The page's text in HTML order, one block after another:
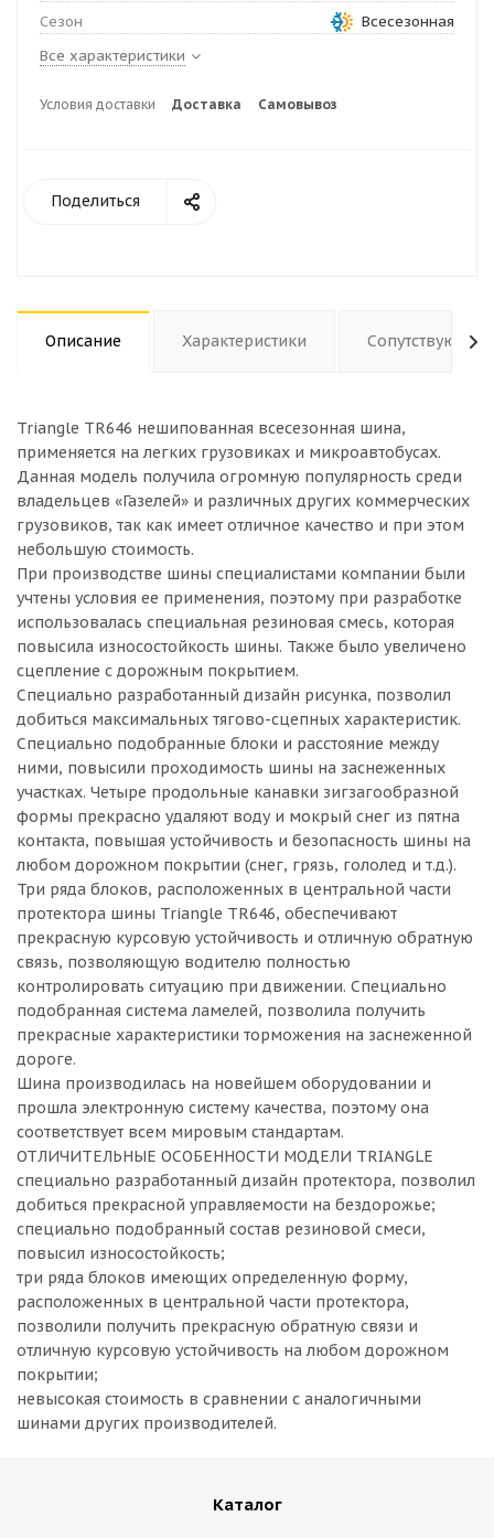
Сезон
Всесезонная
Все характеристики
Условия доставки Доставка Самовывоз
Поделиться
Описание Характеристики
Triangle TR646 нешипованная всесезонная шина,
применяется на легких грузовиках и микроавтобусах.
Данная модель получила огромную популярность среди
владельцев «Газелей» и различных других коммерческих
грузовиков, так как имеет отличное качество и при этом
небольшую стоимость.
При производстве шины специалистами компании были
учтены условия ее применения, поэтому при разработке
использовалась специальная резиновая смесь, которая
повысила износостойкость шины. Также было увеличено
сцепление с дорожным покрытием.
Специально разработанный дизайн рисунка, позволил
добиться максимальных тягово-сцепных характеристик.
Специально подобранные блоки и расстояние между
ними, повысили проходимость шины на заснеженных
участках. Четыре продольные канавки зигзагообразной
формы прекрасно удаляют воду и мокрый снег из пятна
контакта, повышая устойчивость и безопасность шины на
любом дорожном покрытии (снег, грязь, гололед и т.д.).
Три ряда блоков, расположенных в центральной части
протектора шины Triangle TR646, обеспечивают
прекрасную курсовую устойчивость и отличную обратную
связь, позволяющую водителю полностью
контролировать ситуацию при движении. Специально
подобранная система ламелей, позволила получить
прекрасные характеристики торможения на заснеженной
дороге.
Шина производилась на новейшем оборудовании и
прошла электронную систему качества, поэтому она
соответствует всем мировым стандартам.
ОТЛИЧИТЕЛЬНЫЕ ОСОБЕННОСТИ МОДЕЛИ TRIANGLE
специально разработанный дизайн протектора, позволил
добиться прекрасной управляемости на бездорожье;
специально подобранный состав резиновой смеси,
повысил износостойкость;
три ряда блоков имеющих определенную форму,
расположенных в центральной части протектора,
позволили получить прекрасную обратную связи и
отличную курсовую устойчивость на любом дорожном
покрытии;
невысокая стоимость в сравнении с аналогичными
шинами других производителей.
Каталог